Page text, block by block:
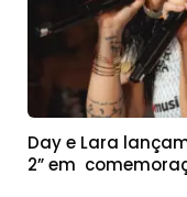
Day e Lara
2” em